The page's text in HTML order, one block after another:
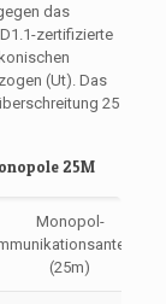
das
zertifizierte
(Ut). Das
25
25M
Monopol-
(25m)